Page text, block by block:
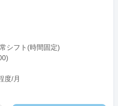
シフト(時間固定)
度/月